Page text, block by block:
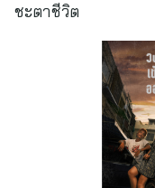
ชะตาชีวิต